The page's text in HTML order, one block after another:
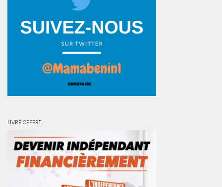
LIVRE OFFERT